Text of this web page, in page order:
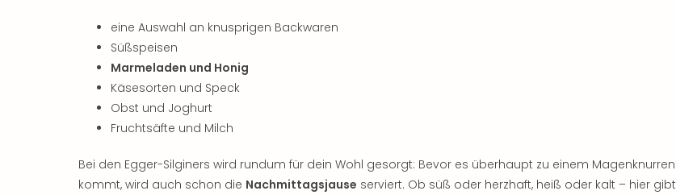
eine Auswahl an knusprigen Backwaren
Süßspeisen
Marmeladen und Honig
Käsesorten und Speck
Obst und Joghurt
Fruchtsäfte und Milch
Bei den Egger-Silginers wird rundum für dein Wohl gesorgt: Bevor es überhaupt zu einem Magenknurren
kommt, wird auch schon die Nachmittagsjause serviert. Ob süß oder herzhaft, heiß oder kalt – hier gibt